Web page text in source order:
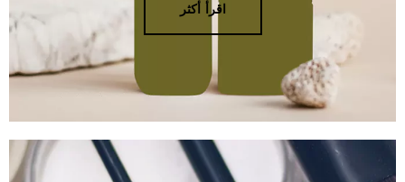
اقرأ أكثر